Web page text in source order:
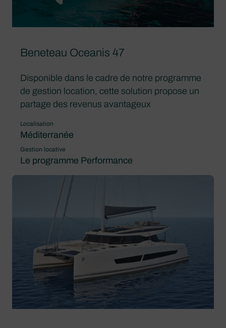
Beneteau Oceanis 47
Disponible dans le cadre de notre programme
de gestion location, cette solution propose un
partage des revenus avantageux
Localisation
Méditerranée
Gestion locative
Le programme Performance